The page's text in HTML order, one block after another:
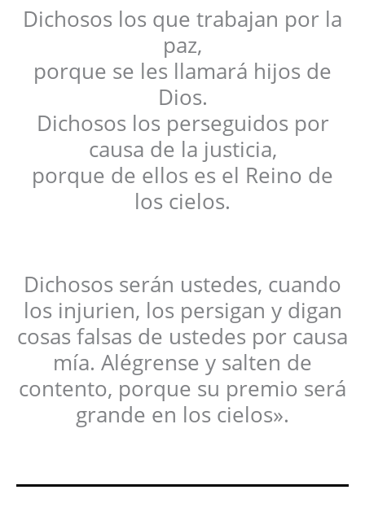
Dichosos los que trabajan por la
paz,
porque se les llamará hijos de
Dios.
Dichosos los perseguidos por
causa de la justicia,
porque de ellos es el Reino de
los cielos.
Dichosos serán ustedes, cuando
los injurien, los persigan y digan
cosas falsas de ustedes por causa
mía. Alégrense y salten de
contento, porque su premio será
grande en los cielos».